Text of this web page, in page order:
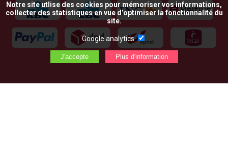
Notre site utlise des cookies pour mémoriser vos informations,
collecter des statistiques en vue d’optimiser la fonctionnalité du
site.
Google analytics